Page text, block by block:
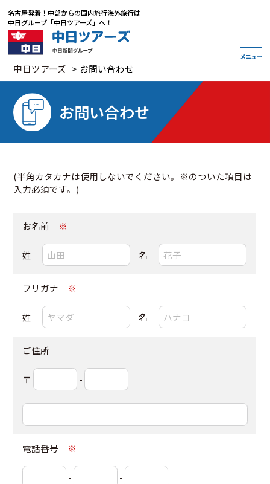
名古屋発着 ！中部からの国内旅行海外旅行は
中日グループ「中日ツアーズ」へ！
中日ツアーズ > お問い合わせ
お問い合わせ
(半角カタカナは使用しないでください。※のついた項目は
入力必須です。)
お名前 ※
姓 名
フリガナ ※
姓 名
ご住所
〒 -
電話番号 ※
- -